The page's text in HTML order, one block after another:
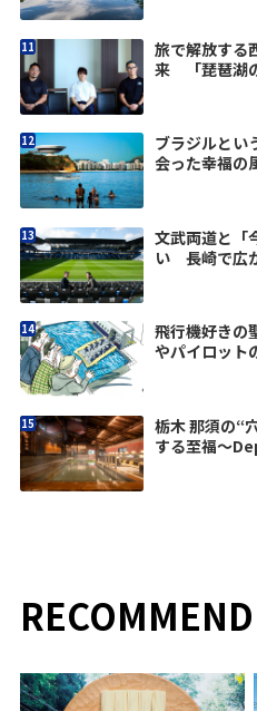
旅で解放する
来 「琵琶湖
ブラジルと
会った幸福の
文武両道と「
い 長崎で広
飛行機好きの
やパイロット
栃木 那須の“
する至福〜
RECOMMEND